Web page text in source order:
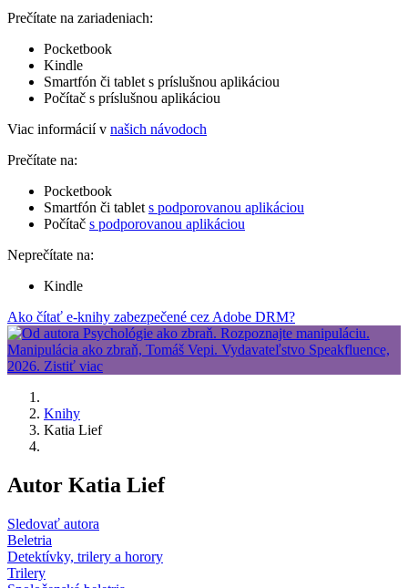
Prečítate na zariadeniach:
Pocketbook
Kindle
Smartfón či tablet s príslušnou aplikáciou
Počítač s príslušnou aplikáciou
Viac informácií v našich návodoch
Prečítate na:
Pocketbook
Smartfón či tablet s podporovanou aplikáciou
Počítač s podporovanou aplikáciou
Neprečítate na:
Kindle
Ako čítať e-knihy zabezpečené cez Adobe DRM?
Knihy
Katia Lief
Autor Katia Lief
Sledovať autora
Beletria
Detektívky, trilery a horory
Trilery